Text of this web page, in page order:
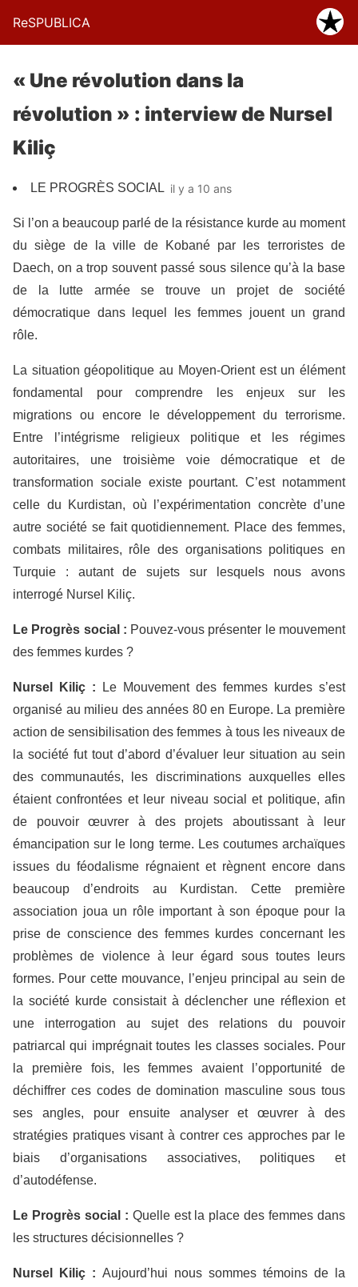
ReSPUBLICA
« Une révolution dans la
révolution » : interview de Nursel
Kiliç
LE PROGRÈS SOCIAL il y a 10 ans
Si l’on a beaucoup parlé de la résistance kurde au moment
du siège de la ville de Kobané par les terroristes de
Daech, on a trop souvent passé sous silence qu’à la base
de la lutte armée se trouve un projet de société
démocratique dans lequel les femmes jouent un grand
rôle.
La situation géopolitique au Moyen-Orient est un élément
fondamental pour comprendre les enjeux sur les
migrations ou encore le développement du terrorisme.
Entre l’intégrisme religieux politique et les régimes
autoritaires, une troisième voie démocratique et de
transformation sociale existe pourtant. C’est notamment
celle du Kurdistan, où l’expérimentation concrète d’une
autre société se fait quotidiennement. Place des femmes,
combats militaires, rôle des organisations politiques en
Turquie : autant de sujets sur lesquels nous avons
interrogé Nursel Kiliç.
Le Progrès social : Pouvez-vous présenter le mouvement
des femmes kurdes ?
Nursel Kiliç : Le Mouvement des femmes kurdes s’est
organisé au milieu des années 80 en Europe. La première
action de sensibilisation des femmes à tous les niveaux de
la société fut tout d’abord d’évaluer leur situation au sein
des communautés, les discriminations auxquelles elles
étaient confrontées et leur niveau social et politique, afin
de pouvoir œuvrer à des projets aboutissant à leur
émancipation sur le long terme. Les coutumes archaïques
issues du féodalisme régnaient et règnent encore dans
beaucoup d’endroits au Kurdistan. Cette première
association joua un rôle important à son époque pour la
prise de conscience des femmes kurdes concernant les
problèmes de violence à leur égard sous toutes leurs
formes. Pour cette mouvance, l’enjeu principal au sein de
la société kurde consistait à déclencher une réflexion et
une interrogation au sujet des relations du pouvoir
patriarcal qui imprégnait toutes les classes sociales. Pour
la première fois, les femmes avaient l’opportunité de
déchiffrer ces codes de domination masculine sous tous
ses angles, pour ensuite analyser et œuvrer à des
stratégies pratiques visant à contrer ces approches par le
biais d’organisations associatives, politiques et
d’autodéfense.
Le Progrès social : Quelle est la place des femmes dans
les structures décisionnelles ?
Nursel Kiliç : Aujourd’hui nous sommes témoins de la